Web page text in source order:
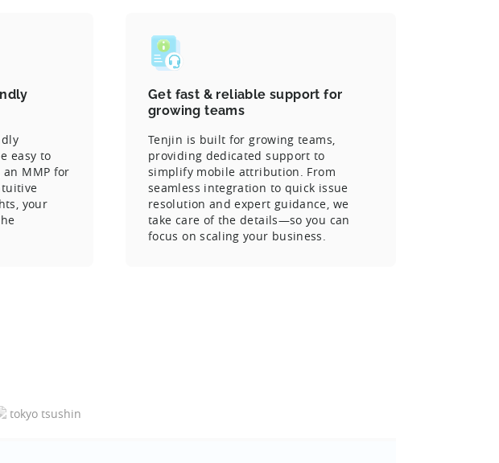
easy to
MMP for
your
Get fast & reliable support for
growing teams
Tenjin is built for growing teams,
providing dedicated support to
simplify mobile attribution. From
seamless integration to quick issue
resolution and expert guidance, we
take care of the details—so you can
focus on scaling your business.